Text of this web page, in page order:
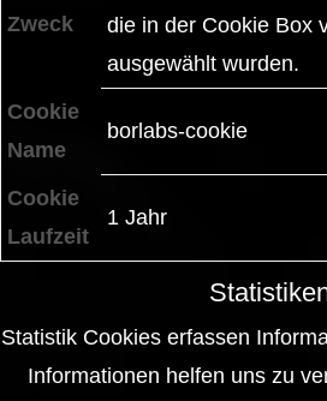
Zweck
die in der Cookie Box
ausgewählt wurden.
Cookie
Name
borlabs-cookie
Cookie
Laufzeit
1 Jahr
Statistik Cookies erfassen
Informationen helfen uns zu